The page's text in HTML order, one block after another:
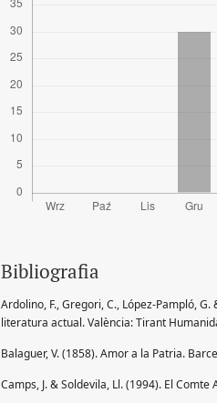
Bibliografia
Ardolino, F., Gregori, C., López-Pampló,
literatura actual. València: Tirant
Balaguer, V. (1858). Amor a la Patria.
Camps, J. & Soldevila, Ll. (1994). El